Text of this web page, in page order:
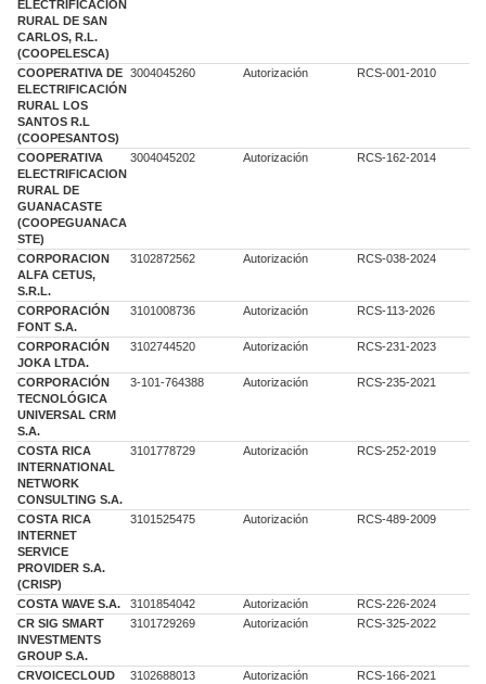
ELECTRIFICACION
RURAL DE SAN
CARLOS, R.L.
(COOPELESCA)
COOPERATIVA DE
ELECTRIFICACIÓN
RURAL LOS
SANTOS R.L
(COOPESANTOS)
3004045260 Autorización RCS-001-2010
COOPERATIVA
ELECTRIFICACION
RURAL DE
GUANACASTE
(COOPEGUANACA
STE)
3004045202 Autorización RCS-162-2014
CORPORACION
ALFA CETUS,
S.R.L.
3102872562 Autorización RCS-038-2024
CORPORACIÓN
FONT S.A.
3101008736 Autorización RCS-113-2026
CORPORACIÓN
JOKA LTDA.
3102744520 Autorización RCS-231-2023
CORPORACIÓN
TECNOLÓGICA
UNIVERSAL CRM
S.A.
3-101-764388 Autorización RCS-235-2021
COSTA RICA
INTERNATIONAL
NETWORK
CONSULTING S.A.
3101778729 Autorización RCS-252-2019
COSTA RICA
INTERNET
SERVICE
PROVIDER S.A.
(CRISP)
3101525475 Autorización RCS-489-2009
COSTA WAVE S.A. 3101854042 Autorización
RCS-226-2024
CR SIG SMART
INVESTMENTS
GROUP S.A.
3101729269 Autorización RCS-325-2022
CRVOICECLOUD
3102688013 Autorización RCS-166-2021